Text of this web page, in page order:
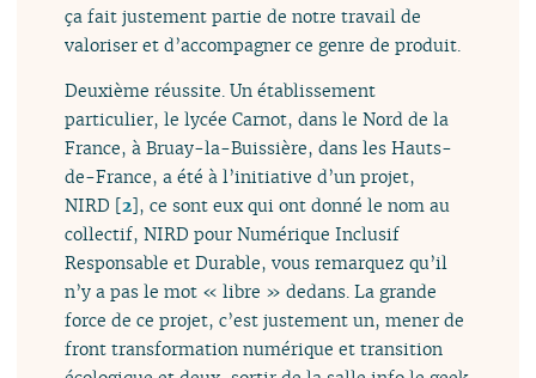
ça fait justement partie de notre travail de
valoriser et d’accompagner ce genre de produit.
Deuxième réussite. Un établissement
particulier, le lycée Carnot, dans le Nord de la
France, à Bruay-la-Buissière, dans les Hauts-
de-France, a été à l’initiative d’un projet,
NIRD [2], ce sont eux qui ont donné le nom au
collectif, NIRD pour Numérique Inclusif
Responsable et Durable, vous remarquez qu’il
n’y a pas le mot « libre » dedans. La grande
force de ce projet, c’est justement un, mener de
front transformation numérique et transition